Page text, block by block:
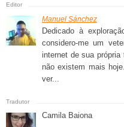
Manuel Sánchez
Dedicado à
considero-me um
internet de sua
não existem mais
ver...
Camila Baiona